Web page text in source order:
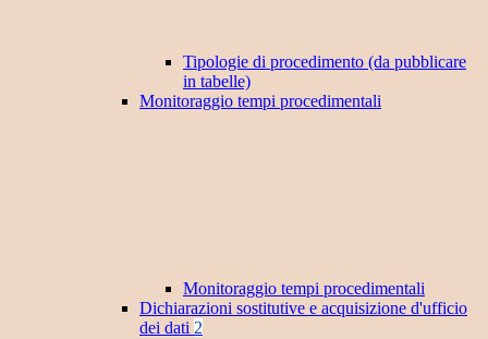
Tipologie di procedimento (da pubblicare
in tabelle)
Monitoraggio tempi procedimentali
Monitoraggio tempi procedimentali
Dichiarazioni sostitutive e acquisizione d'ufficio
dei dati 2